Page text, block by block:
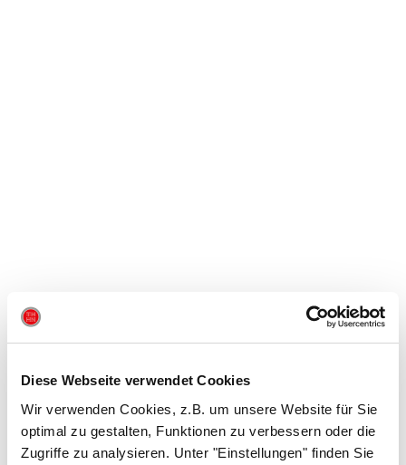
Diese Webseite verwendet Cookies
Wir verwenden Cookies, z.B. um unsere Website für Sie
optimal zu gestalten, Funktionen zu verbessern oder die
Zugriffe zu analysieren. Unter "Einstellungen" finden Sie